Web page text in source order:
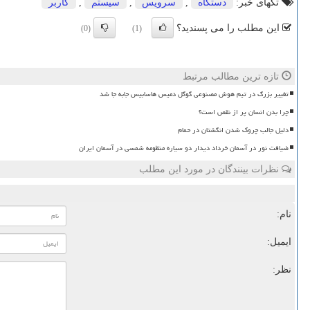
تگهای خبر:
دستگاه , سرویس , سیستم , كاربر
این مطلب را می پسندید؟ (1)
(0)
تازه ترین مطالب مرتبط
تغییر بزرگ در تیم هوش مصنوعی گوگل دمیس هاسابیس جابه جا شد
چرا بدن انسان پر از نقص است؟
دلیل جالب چروک شدن انگشتان در حمام
ضیافت نور در آسمان خرداد دیدار دو سیاره منظومه شمسی در آسمان ایران
نظرات بینندگان در مورد این مطلب
نام:
ایمیل:
نظر: